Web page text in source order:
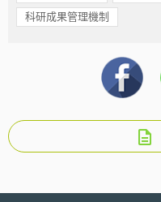
科研成果管理機制